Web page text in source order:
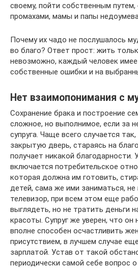
своему, пойти собственным путем,
промахами, мамы и папы
Почему их чадо не послушалось
во благо? Ответ прост: жить
невозможно, каждый человек
собственные ошибки и на
Нет взаимопонимания с
Сохранение брака и построение
сложное, но выполнимое, если за
супруга. Чаще всего случается
закрытую дверь, стараясь на
получает никакой благодарности.
включается потребительское
которая должна им готовить,
детей, сама же ими заниматься,
телевизор, при всем этом еще
выглядеть, но не тратить деньги
красоты. Супруг же уверен, что он
вполне способен осчастливить
присутствием, в лучшем случае
зарплатой. Устав от такой
периодически самой себе вопрос